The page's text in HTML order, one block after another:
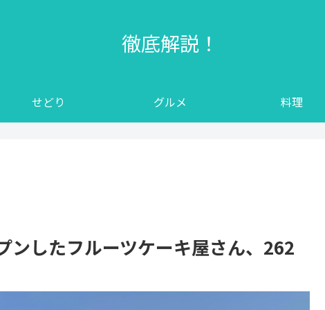
徹底解説！
せどり グルメ 料理
ンしたフルーツケーキ屋さん、262